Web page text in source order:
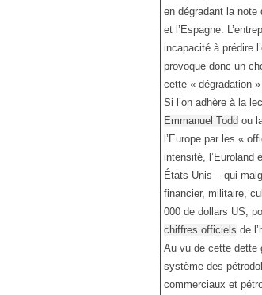
en dégradant la note
et l’Espagne.
incapacité à prédire
provoque donc un
cette « dégradation
Si l’on adhère à la
Emmanuel Todd ou
l’Europe par les «
intensité, l’Euroland
États-Unis – qui
financier, militaire,
000 de dollars US,
chiffres officiels de
Au vu de cette dette
système des
commerciaux et